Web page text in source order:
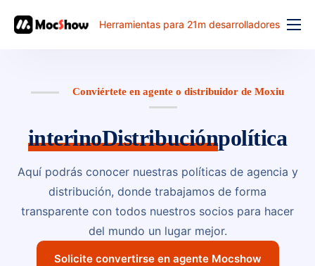
Herramientas para 21m desarrolladores
解决方案
problema comun
banco de trabajo
Conviértete en agente o distribuidor de Moxiu
interinoDistribuciónpolítica
Aquí podrás conocer nuestras políticas de agencia y
distribución, donde trabajamos de forma
transparente con todos nuestros socios para hacer
del mundo un lugar mejor.
Solicite convertirse en agente Mocshow